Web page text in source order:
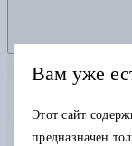
Вам уже
Этот сайт
предназначен